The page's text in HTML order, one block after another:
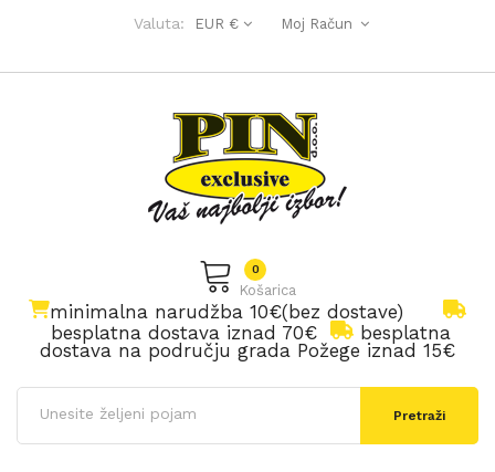
Valuta: EUR € Moj Račun
Košarica
0
minimalna narudžba 10€(bez dostave)
besplatna dostava iznad 70€
besplatna
dostava na području grada Požege iznad 15€
Pretraži